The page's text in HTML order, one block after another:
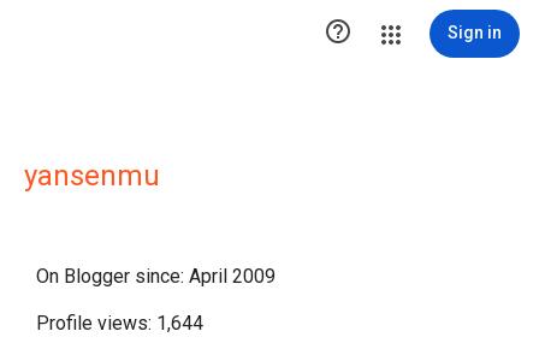
 Sign in
yansenmu
On Blogger since: April 2009
Profile views: 1,644